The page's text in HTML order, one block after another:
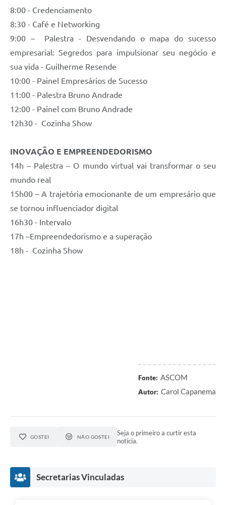
8:00 - Credenciamento
8:30 - Café e Networking
9:00 – Palestra - Desvendando o mapa do sucesso
empresarial: Segredos para impulsionar seu negócio e
sua vida - Guilherme Resende
10:00 - Painel Empresários de Sucesso
11:00 - Palestra Bruno Andrade
12:00 - Painel com Bruno Andrade
12h30 - Cozinha Show
INOVAÇÃO E EMPREENDEDORISMO
14h – Palestra – O mundo virtual vai transformar o seu
mundo real
15h00 – A trajetória emocionante de um empresário que
se tornou influenciador digital
16h30 - Intervalo
17h –Empreendedorismo e a superação
18h - Cozinha Show
Fonte: ASCOM
Autor: Carol Capanema
GOSTEI NÃO GOSTEI
Seja o primeiro a curtir esta
notícia.
Secretarias Vinculadas